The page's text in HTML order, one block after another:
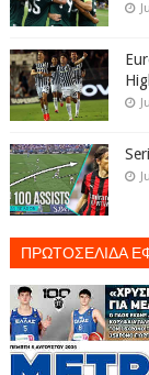
ΠΡΩΤΟΣΕΛΙΔΑ